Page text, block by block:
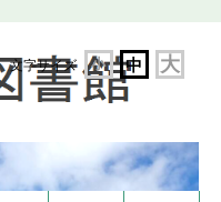
文字サイズ 小 中 大